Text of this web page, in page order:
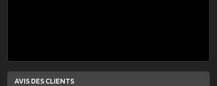
AVIS DES CLIENTS